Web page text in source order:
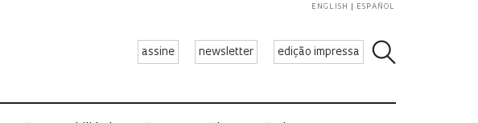
assine newsletter edição impressa
ENGLISH ESPAÑOL